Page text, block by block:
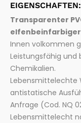
EIGENSCHAFTEN:
Transparenter
elfenbeinfarbiger
Innen volkommen
Leistungsfähig und
Chemikalien.
Lebensmittelechte
antistatische
Anfrage (Cod. NQ
Lebensmittelecht